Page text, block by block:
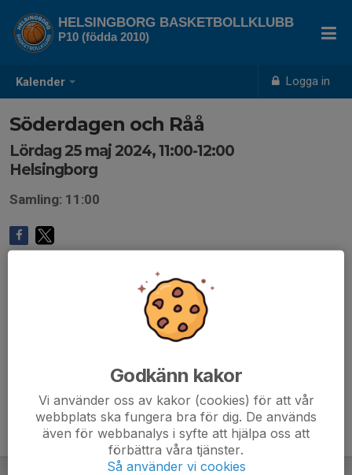
Kalender Logga in
HELSINGBORG BASKETBOLLKLUBB
P10 (födda 2010)
Söderdagen och Råå
Lördag 25 maj 2024, 11:00-12:00
Helsingborg
Samling: 11:00
Godkänn kakor
Vi använder oss av kakor (cookies) för att vår
webbplats ska fungera bra för dig. De används
även för webbanalys i syfte att hjälpa oss att
förbättra våra tjänster.
Så använder vi cookies